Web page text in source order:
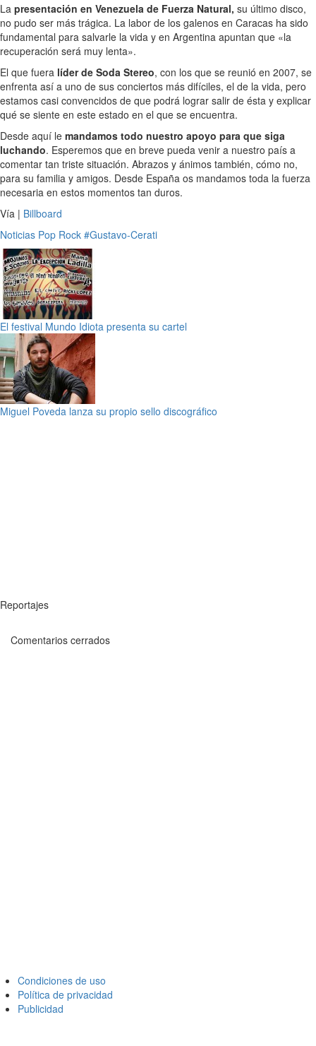
La presentación en Venezuela de Fuerza Natural, su último disco,
no pudo ser más trágica. La labor de los galenos en Caracas ha sido
fundamental para salvarle la vida y en Argentina apuntan que «la
recuperación será muy lenta».
El que fuera líder de Soda Stereo, con los que se reunió en 2007, se
enfrenta así a uno de sus conciertos más difíciles, el de la vida, pero
estamos casi convencidos de que podrá lograr salir de ésta y explicar
qué se siente en este estado en el que se encuentra.
Desde aquí le mandamos todo nuestro apoyo para que siga
luchando. Esperemos que en breve pueda venir a nuestro país a
comentar tan triste situación. Abrazos y ánimos también, cómo no,
para su familia y amigos. Desde España os mandamos toda la fuerza
necesaria en estos momentos tan duros.
Vía | Billboard
Noticias Pop Rock #Gustavo-Cerati
El festival Mundo Idiota presenta su cartel
Miguel Poveda lanza su propio sello discográfico
Reportajes
Comentarios cerrados
Condiciones de uso
Política de privacidad
Publicidad